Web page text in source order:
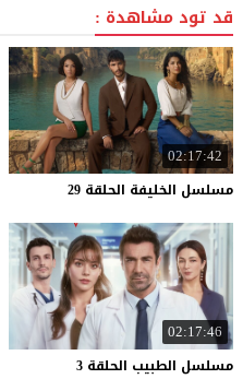
قد تود مشاهدة :
02:17:42
مسلسل الخليفة الحلقة 29
02:17:46
مسلسل الطبيب الحلقة 3